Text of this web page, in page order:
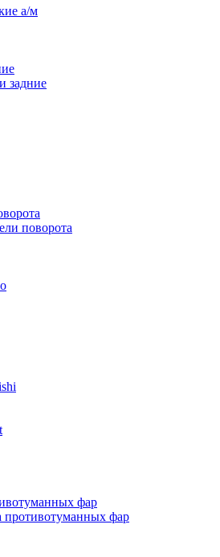
а/м
задние
поворота
фар
противотуманных фар